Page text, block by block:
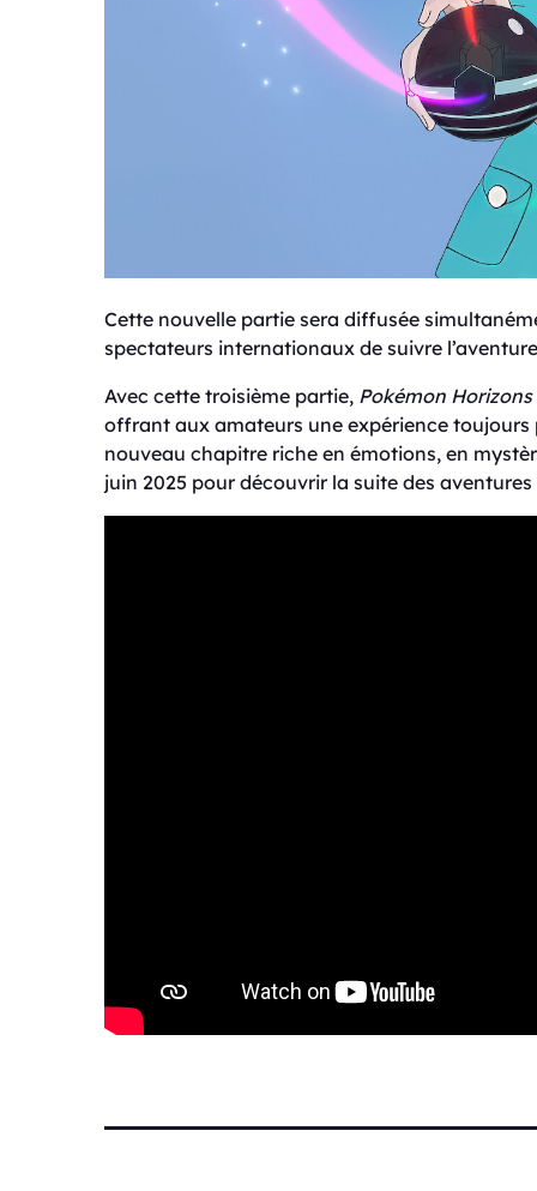
Cette nouvelle partie sera diffusée
spectateurs internationaux de suivre
Avec cette troisième partie, Pokémon Horizons
offrant aux amateurs une expérience
nouveau chapitre riche en émotions, en
juin 2025 pour découvrir la suite des